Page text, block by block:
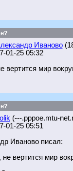
Иваново
01-25 05:32
вертится мир
(---.pppoe.mtu-
01-25 05:51
Иваново писал:
вертится мир